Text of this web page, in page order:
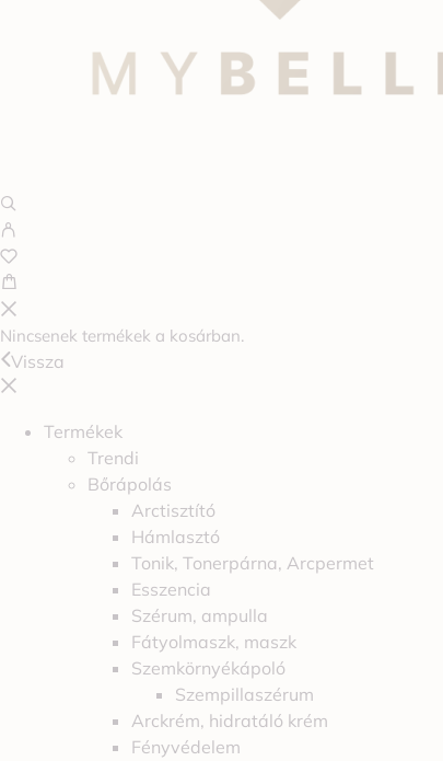
Nincsenek termékek a kosárban.
Vissza
Termékek
Trendi
Bőrápolás
Arctisztító
Hámlasztó
Tonik, Tonerpárna, Arcpermet
Esszencia
Szérum, ampulla
Fátyolmaszk, maszk
Szemkörnyékápoló
Szempillaszérum
Arckrém, hidratáló krém
Fényvédelem